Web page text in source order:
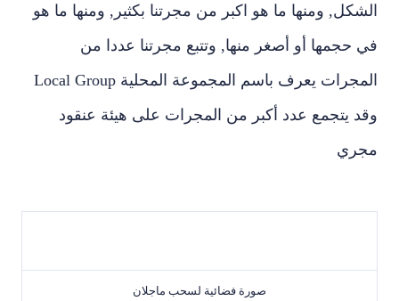
الشكل‏,‏ ومنها ما هو اكبر من مجرتنا بكثير‏,‏ ومنها ما هو
في حجمها أو أصغر منها‏,‏ وتتبع مجرتنا عددا من
وقد يتجمع عدد أكبر من المجرات على هيئة عنقود
مجري
صورة فضائية لسحب ماجلان